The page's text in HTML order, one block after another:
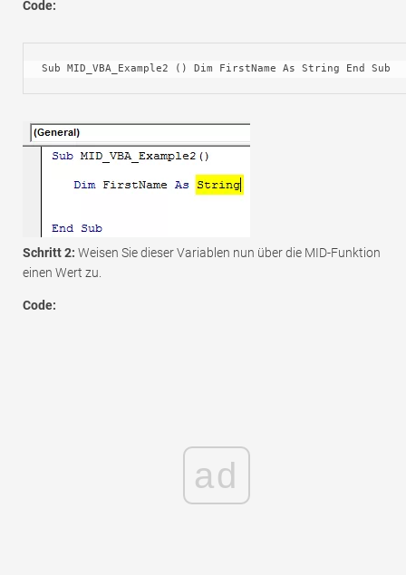
Code:
Sub MID_VBA_Example2 () Dim FirstName As String End Sub
Schritt 2: Weisen Sie dieser Variablen nun über die MID-Funktion
einen Wert zu.
Code:
ad